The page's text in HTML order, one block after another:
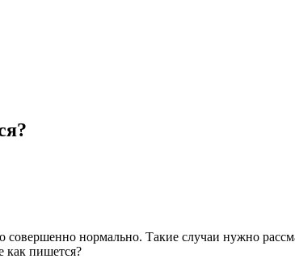
нормально. Такие случаи нужно
как пишется?